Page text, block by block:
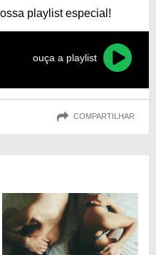
playlist especial!
ouça a playlist
COMPARTILHAR